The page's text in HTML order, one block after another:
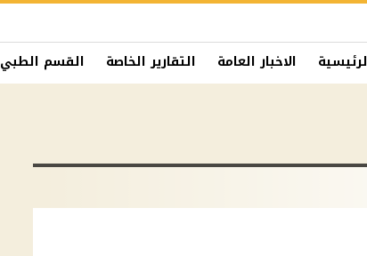
الاخبار العامة التقارير الخاصة القسم الطبي